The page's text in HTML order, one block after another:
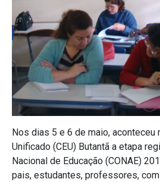
Nos dias 5 e 6 de maio, aconteceu
Unificado (CEU) Butantã a etapa
Nacional de Educação (CONAE)
pais, estudantes, professores,